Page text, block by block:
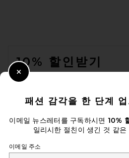
10% 할인받기
이메일을 제출하여 뉴스레터를 구독하실
Email Address
Sign Up
패션 감각을 한 단계
이메일 뉴스레터를 구독하시면 10%
일리시한 절친이 생긴 것 같
이메일 주소
Close Modal